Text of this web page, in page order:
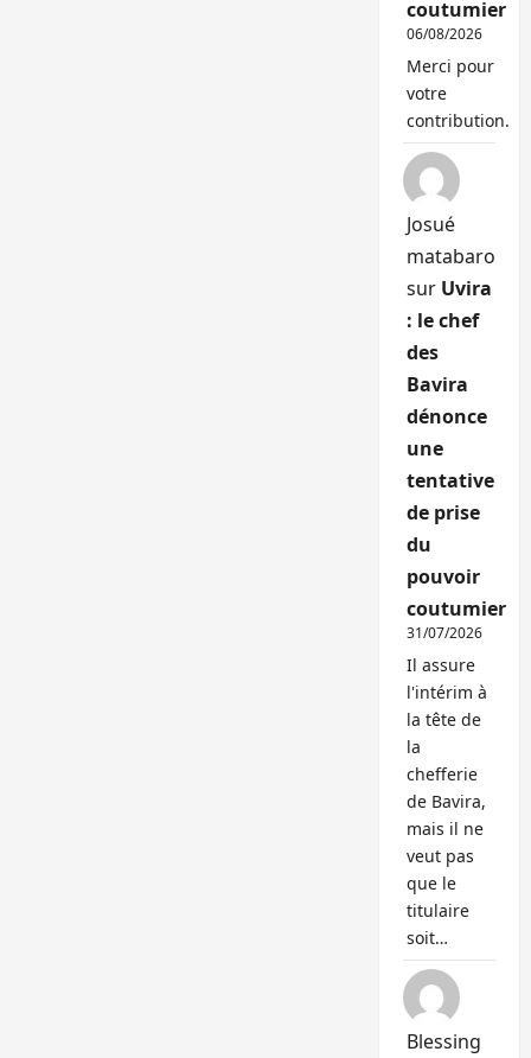
coutumier
06/08/2026
Merci pour
votre
contribution.
Josué
matabaro
sur Uvira
: le chef
des
Bavira
dénonce
une
tentative
de prise
du
pouvoir
coutumier
31/07/2026
Il assure
l'intérim à
la tête de
la
chefferie
de Bavira,
mais il ne
veut pas
que le
titulaire
soit…
Blessing